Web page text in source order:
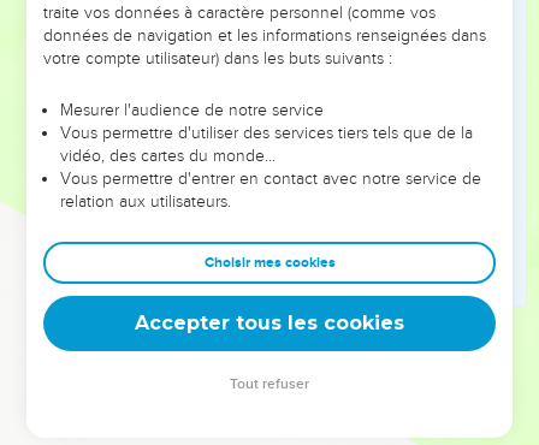
laisse-la pour l’immigré, pour l’orphelin ou la veuve, afin que
l’Eternel ton Dieu te bénisse dans tout ce que tu
entreprendras.
Quand tu secoueras tes oliviers, ne cueille pas ensuite ce
qui reste aux branches, ce sera pour l’immigré, l’orphelin ou
la veuve.
De même, quand tu vendangeras ta vigne, n’y reviens pas
l’orphelin ou la veuve.
Rappelez-vous que vous avez été esclaves en Egypte ;
c’est pourquoi je vous ordonne d’agir ainsi.
La Bible Du Semeur Copyright © 1992, 1999 by Biblica, Inc.® Used by permission.
traite vos données à caractère personnel (comme vos
données de navigation et les informations renseignées dans
votre compte utilisateur) dans les buts suivants :
Mesurer l'audience de notre service
Vous permettre d'utiliser des services tiers tels que de la
vidéo, des cartes du monde…
Vous permettre d'entrer en contact avec notre service de
relation aux utilisateurs.
Choisir mes cookies
Accepter tous les cookies
Tout refuser